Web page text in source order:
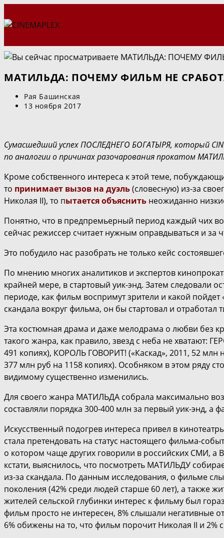
к
МАТИЛЬДА: ПОЧЕМУ ФИЛЬМ НЕ
Автор
записи:
Рая Башинская
Запись
13 ноября 2017
Сумасшедший успех ПОСЛЕДНЕГО БОГАТЫРЯ, который
по аналогии о причинах разочарования прокатом
Кроме собственного интереса к этой теме,
то принимает вызов на дуэль(словесную) из-за
Николая II), то пытается объяснить неожиданно
Понятно, что в предпремьерный период каждый чих
сейчас режиссер считает нужным оправдываться и за
Это побудило нас разобрать не только кейс
По мнению многих аналитиков и экспертов
крайней мере, в стартовый уик-энд. Затем следовали
периоде, как фильм воспримут зрители и какой
скандала вокруг фильма, он бы стартовал и отработал
Эта костюмная драма и даже мелодрама о любви без
такого жанра, как правило, звезд с неба не хватают:
491 копиях), КОРОЛЬ ГОВОРИТ! («Каскад», 2011, 52 млн
377 млн руб на 1158 копиях). Особняком в этом ряду
видимому существенно изменились.
Для своего жанра МАТИЛЬДА собрала максимально
составляли порядка 300-400 млн за первый уик-энд, а
Искусственный подогрев интереса привел в
стала претендовать на статус настоящего фильма-
о котором чаще других говорили в российских СМИ,
кстати, выяснилось, что посмотреть МАТИЛЬДУ
из-за скандала. По данным исследования, о фильме
поколения (42% среди людей старше 60 лет), а также
жителей сельской глубинки интерес к фильму был
фильм просто не интересен, 8% слышали негативные
6% обижены на то, что фильм порочит Николая II и